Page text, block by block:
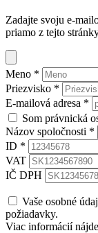
Zadajte svoju e-
priamo z tejto
Meno *
Priezvisko *
E-mailová adresa *
Som právnická
Názov spoločnosti *
ID *
VAT
IČ DPH
Vaše osobné
požiadavky.
Viac informácií